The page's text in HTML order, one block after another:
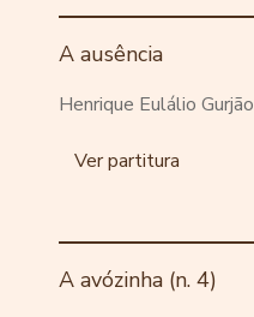
A ausência
Henrique Eulálio Gurjão
Ver partitura
A avózinha (n. 4)